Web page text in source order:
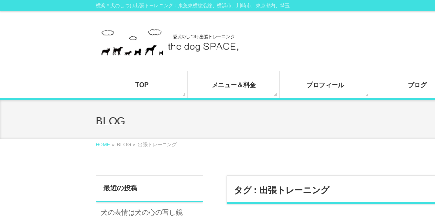
横浜＊犬のしつけ出張トーレニング：東急東横線沿線、横浜市、川崎市、東京都内、埼玉
TOP メニュー＆料金 プロフィール ブログ
BLOG
HOME » BLOG » 出張トレーニング
タグ : 出張トレーニング
最近の投稿
犬の表情は犬の心の写し鏡